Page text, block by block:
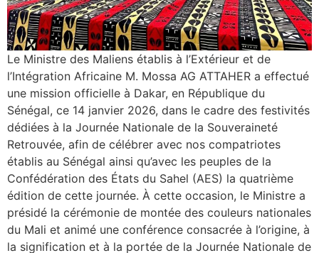
Le Ministre des Maliens établis à l’Extérieur et de
l’Intégration Africaine M. Mossa AG ATTAHER a effectué
une mission officielle à Dakar, en République du
Sénégal, ce 14 janvier 2026, dans le cadre des festivités
dédiées à la Journée Nationale de la Souveraineté
Retrouvée, afin de célébrer avec nos compatriotes
établis au Sénégal ainsi qu’avec les peuples de la
Confédération des États du Sahel (AES) la quatrième
édition de cette journée. À cette occasion, le Ministre a
présidé la cérémonie de montée des couleurs nationales
du Mali et animé une conférence consacrée à l’origine, à
la signification et à la portée de la Journée Nationale de